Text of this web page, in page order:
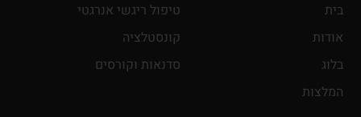
בית
אודות
בלוג
המלצות
טיפול ריגשי אנרגטי
קונסטלציה
סדנאות וקורסים